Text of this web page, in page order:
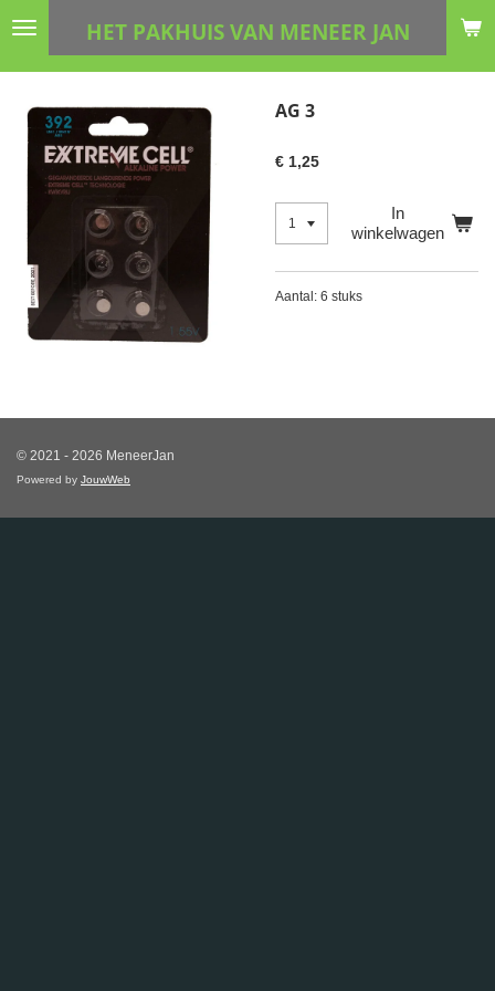
Ga
hoofdinhoud
HET PAKHUIS VAN MENEER JAN
AG 3
€ 1,25
In
winkelwagen
Aantal: 6 stuks
© 2021 - 2026 MeneerJan
Powered by JouwWeb